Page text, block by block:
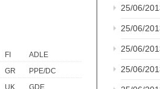
FI
ADLE
GR
PPE/DC
UK
GDE
25/06/
25/06/
25/06/
25/06/